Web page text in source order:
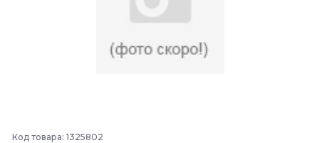
Код товара: 1325802